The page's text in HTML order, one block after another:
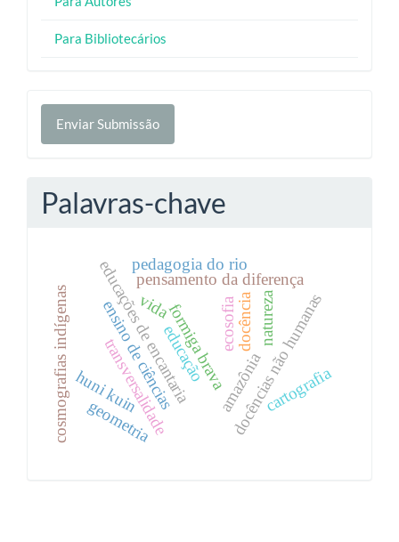
Para Bibliotecários
Enviar
Submissão
Enviar Submissão
Palavras-chave
formiga bravaamazônia
educações de encantaria docências não humanas
educação
pensamento da diferença
docência
vida
ensino de ciências
pedagogia do rio
ecosofia
transversalidade cartografia
huni kuin
cosmografias indígenas natureza
geometria